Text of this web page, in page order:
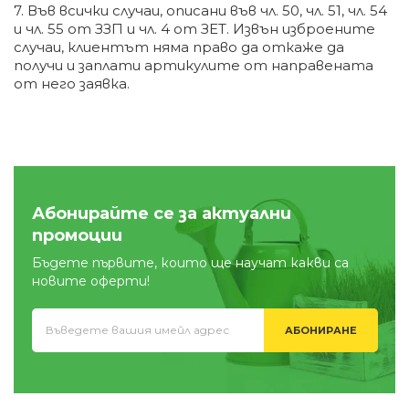
7. Във всички случаи, описани във чл. 50, чл. 51, чл. 54
и чл. 55 от ЗЗП и чл. 4 от ЗЕТ. Извън изброените
случаи, клиентът няма право да откаже да
получи и заплати артикулите от направената
от него заявка.
Абонирайте се за актуални
промоции
Бъдете първите, които ще научат какви са
новите оферти!
АБОНИРАНЕ